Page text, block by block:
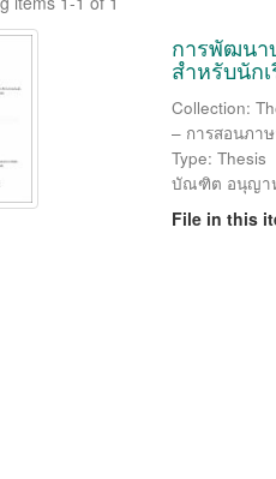
การพัฒนา
สำหรับนัก
Collection:
– การสอนภา
Type: Thesis
บัณฑิต อนุญา
File in this